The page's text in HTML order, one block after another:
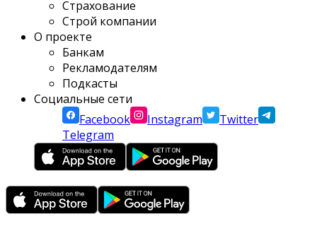
Страхование
Строй компании
О проекте
Банкам
Рекламодателям
Подкасты
Социальные сети
Facebook
Instagram
Twitter
Telegram